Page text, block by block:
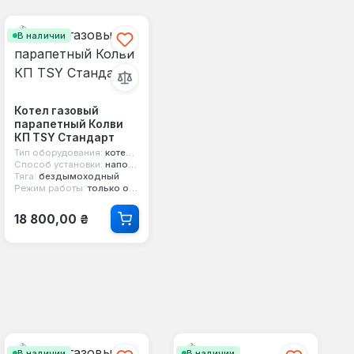
В наличии
Котел газовый
парапетный Колви
КП TSY Стандарт
Тип оборудования: котел парапетный
Способ установки: напольный
Тяга: бездымоходный
Режим работы: только отопление
Обычная цена:
18 800,00 ₴